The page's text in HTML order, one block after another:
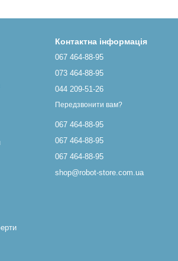
Контактна інформація
067 464-88-95
073 464-88-95
044 209-51-26
Передзвонити вам?
067 464-88-95
067 464-88-95
067 464-88-95
shop@robot-store.com.ua